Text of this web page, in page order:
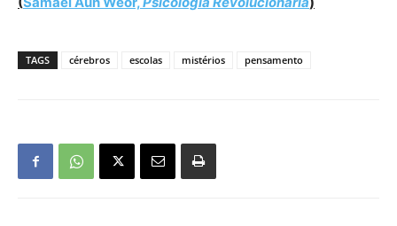
TAGS cérebros escolas mistérios pensamento